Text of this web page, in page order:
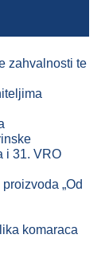
zahvalnosti te
i 31. VRO
„Od
komaraca